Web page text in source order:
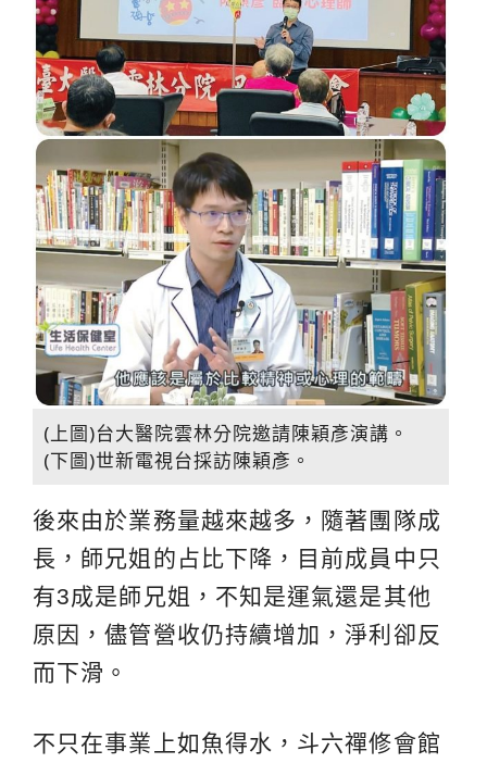
(上圖)台大醫院雲林分院邀請陳穎彥演講。
(下圖)世新電視台採訪陳穎彥。
後來由於業務量越來越多，隨著團隊成
長，師兄姐的占比下降，目前成員中只
有3成是師兄姐，不知是運氣還是其他
原因，儘管營收仍持續增加，淨利卻反
而下滑。
不只在事業上如魚得水，斗六禪修會館